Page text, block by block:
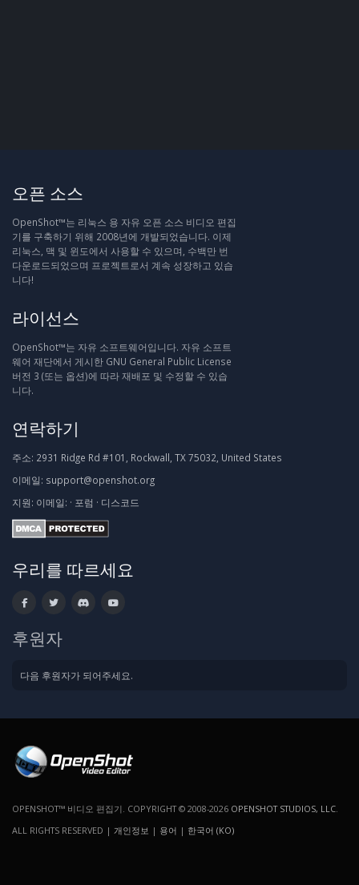
오픈 소스
OpenShot™는 리눅스 용 자유 오픈 소스 비디오 편집
기를 구축하기 위해 2008년에 개발되었습니다. 이제
리눅스, 맥 및 윈도에서 사용할 수 있으며, 수백만 번
다운로드되었으며 프로젝트로서 계속 성장하고 있습
니다!
라이선스
OpenShot™는 자유 소프트웨어입니다. 자유 소프트
웨어 재단에서 게시한 GNU General Public License
버전 3 (또는 옵션)에 따라 재배포 및 수정할 수 있습
니다.
연락하기
주소: 2931 Ridge Rd #101, Rockwall, TX 75032, United States
이메일: support@openshot.org
지원: 이메일: · 포럼 · 디스코드
우리를 따르세요
후원자
다음 후원자가 되어주세요.
OPENSHOT™ 비디오 편집기. COPYRIGHT © 2008-2026 OPENSHOT STUDIOS, LLC
ALL RIGHTS RESERVED | 개인정보 | 용어 | 한국어 (KO)